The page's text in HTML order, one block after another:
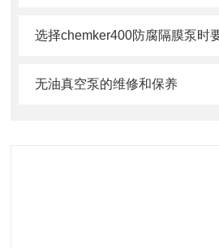
选择chemker400防腐隔膜泵时
无油真空泵的维修和保养